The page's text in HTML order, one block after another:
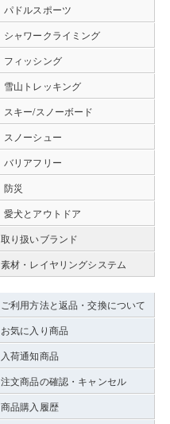
パドルスポーツ
シャワークライミング
フィッシング
雪山トレッキング
スキー/スノーボード
スノーシュー
バリアフリー
防災
愛犬とアウトドア
取り扱いブランド
素材・レイヤリングシステム
ご利用方法と返品・交換について
お気に入り商品
入荷通知商品
注文商品の確認・キャンセル
商品購入履歴